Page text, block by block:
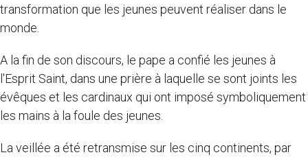
transformation que les jeunes peuvent réaliser dans le
monde.
A la fin de son discours, le pape a confié les jeunes à
l'Esprit Saint, dans une prière à laquelle se sont joints les
évêques et les cardinaux qui ont imposé symboliquement
les mains à la foule des jeunes.
La veillée a été retransmise sur les cinq continents, par